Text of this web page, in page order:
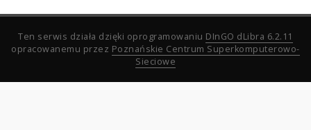
Ten serwis działa dzięki oprogramowaniu DInGO dLibra 6.2.11
opracowanemu przez Poznańskie Centrum Superkomputerowo-
Sieciowe